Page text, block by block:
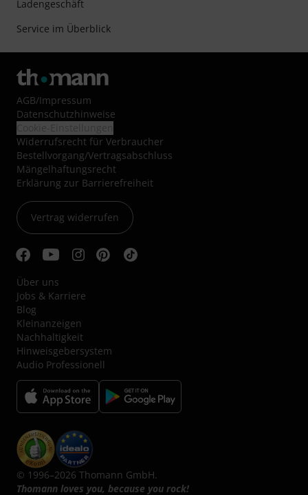
Ladengeschäft
Service im Überblick
AGB/Impressum
Datenschutzhinweise
Widerrufsrecht für Verbraucher
Bestellvorgang/Vertragsabschluss
Mängelhaftungsrecht
Erklärung zur Barrierefreiheit
Vertrag widerrufen
Über uns
Jobs & Karriere
Blog
Kleinanzeigen
Nachhaltigkeit
Hinweisgebersystem
Audio Professionell
© 1996–2026 Thomann GmbH.
Thomann loves you, because you rock!